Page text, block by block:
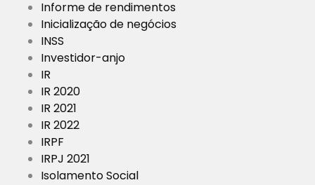
Informe de rendimentos
Inicialização de negócios
INSS
Investidor-anjo
IR
IR 2020
IR 2021
IR 2022
IRPF
IRPJ 2021
Isolamento Social